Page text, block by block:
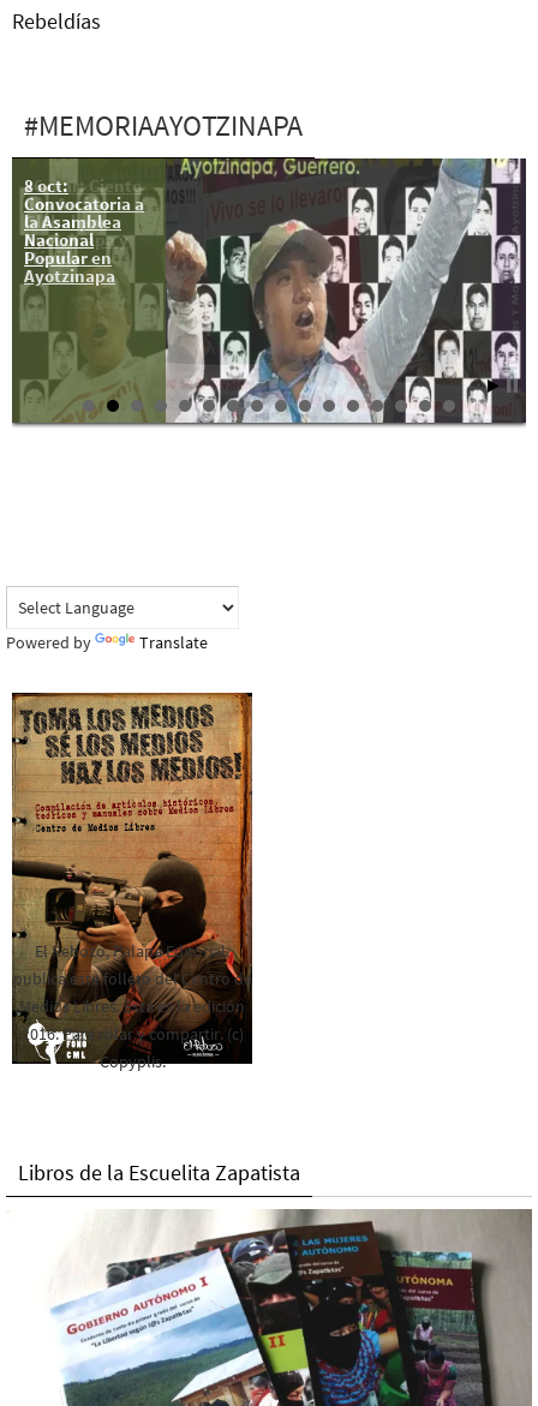
Rebeldías
#MEMORIAAYOTZINAPA
8 oct:
Convocatoria a
la Asamblea
Nacional
Popular en
Ayotzinapa
26 mar: Ciento
dos Acción
Global por
Ayotzinapa y
México
Powered by Translate
El Rebozo, Palapa Editorial,
publica este folleto del Centro de
Medios Libres. Esta es la edición
2016. Para rolar y compartir. (c)
Copyplis.
Libros de la Escuelita Zapatista